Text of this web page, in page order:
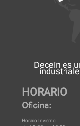
Decein es
HORARIO
Oficina:
Horario Invierno